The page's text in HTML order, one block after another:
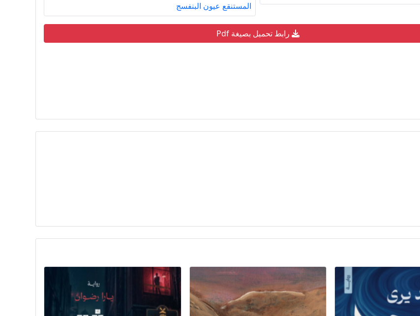
المستنقع عيون البنفسج
رابط تحميل بصيغة Pdf